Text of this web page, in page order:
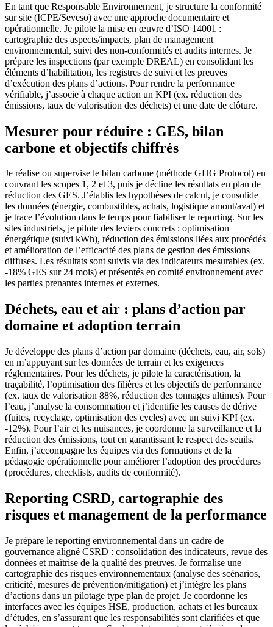
En tant que Responsable Environnement, je structure la conformité
sur site (ICPE/Seveso) avec une approche documentaire et
opérationnelle. Je pilote la mise en œuvre d’ISO 14001 :
cartographie des aspects/impacts, plan de management
environnemental, suivi des non-conformités et audits internes. Je
prépare les inspections (par exemple DREAL) en consolidant les
éléments d’habilitation, les registres de suivi et les preuves
d’exécution des plans d’actions. Pour rendre la performance
vérifiable, j’associe à chaque action un KPI (ex. réduction des
émissions, taux de valorisation des déchets) et une date de clôture.
Mesurer pour réduire : GES, bilan
carbone et objectifs chiffrés
Je réalise ou supervise le bilan carbone (méthode GHG Protocol) en
couvrant les scopes 1, 2 et 3, puis je décline les résultats en plan de
réduction des GES. J’établis les hypothèses de calcul, je consolide
les données (énergie, combustibles, achats, logistique amont/aval) et
je trace l’évolution dans le temps pour fiabiliser le reporting. Sur les
sites industriels, je pilote des leviers concrets : optimisation
énergétique (suivi kWh), réduction des émissions liées aux procédés
et amélioration de l’efficacité des plans de gestion des émissions
diffuses. Les résultats sont suivis via des indicateurs mesurables (ex.
-18% GES sur 24 mois) et présentés en comité environnement avec
les parties prenantes internes et externes.
Déchets, eau et air : plans d’action par
domaine et adoption terrain
Je développe des plans d’action par domaine (déchets, eau, air, sols)
en m’appuyant sur les données de terrain et les exigences
réglementaires. Pour les déchets, je pilote la caractérisation, la
traçabilité, l’optimisation des filières et les objectifs de performance
(ex. taux de valorisation 88%, réduction des tonnages ultimes). Pour
l’eau, j’analyse la consommation et j’identifie les causes de dérive
(fuites, recyclage, optimisation des cycles) avec un suivi KPI (ex.
-12%). Pour l’air et les nuisances, je coordonne la surveillance et la
réduction des émissions, tout en garantissant le respect des seuils.
Enfin, j’accompagne les équipes via des formations et de la
pédagogie opérationnelle pour améliorer l’adoption des procédures
(procédures, checklists, audits de conformité).
Reporting CSRD, cartographie des
risques et management de la performance
Je prépare le reporting environnemental dans un cadre de
gouvernance aligné CSRD : consolidation des indicateurs, revue des
données et maîtrise de la qualité des preuves. Je formalise une
cartographie des risques environnementaux (analyse des scénarios,
criticité, mesures de prévention/mitigation) et j’intègre les plans
d’actions dans un pilotage type plan de projet. Je coordonne les
interfaces avec les équipes HSE, production, achats et les bureaux
d’études, en s’assurant que les responsabilités sont clarifiées et que